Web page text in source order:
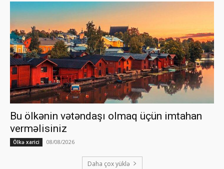
Bu ölkənin vətəndaşı olmaq üçün imtahan
verməlisiniz
Ölkə xarici 08/08/2026
Daha çox yüklə